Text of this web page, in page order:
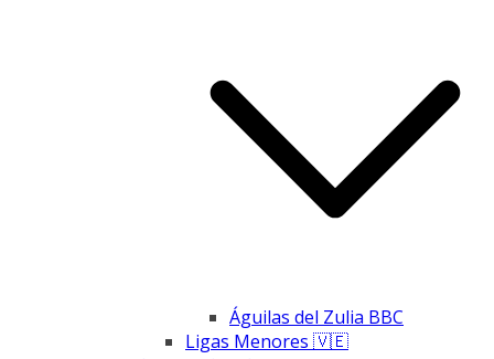
Águilas del Zulia BBC
Ligas Menores 🇻🇪